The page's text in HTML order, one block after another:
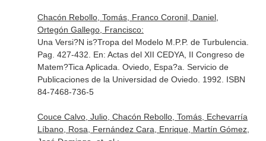
Chacón Rebollo, Tomás, Franco Coronil, Daniel,
Ortegón Gallego, Francisco:
Una Versi?N is?Tropa del Modelo M.P.P. de Turbulencia.
Pag. 427-432. En: Actas del XII CEDYA, II Congreso de
Matem?Tica Aplicada . Oviedo, Espa?a. Servicio de
Publicaciones de la Universidad de Oviedo. 1992. ISBN
84-7468-736-5
Couce Calvo, Julio, Chacón Rebollo, Tomás, Echevarría
Líbano, Rosa, Fernández Cara, Enrique, Martín Gómez,